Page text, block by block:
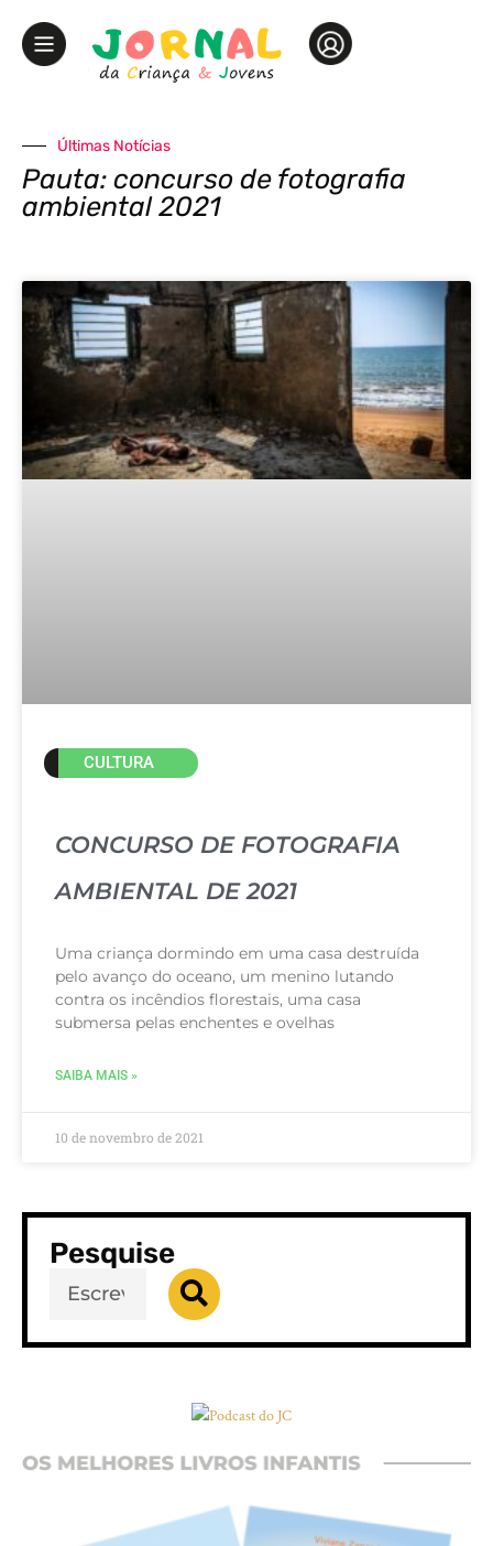
Últimas Notícias
Pauta: concurso de fotografia
ambiental 2021
CULTURA
CONCURSO DE FOTOGRAFIA
AMBIENTAL DE 2021
Uma criança dormindo em uma casa destruída
pelo avanço do oceano, um menino lutando
contra os incêndios florestais, uma casa
submersa pelas enchentes e ovelhas
SAIBA MAIS »
10 de novembro de 2021
Pesquise